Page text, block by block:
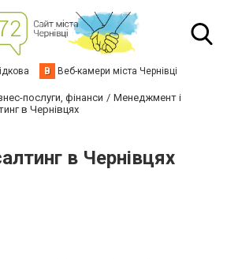
В Веб-камери міста Чернівці
послуги, фінанси
Менеджмент і
в Чернівцях
в Чернівцях